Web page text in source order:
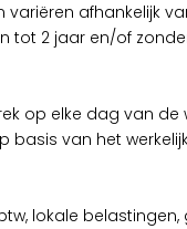
afhankelijk
tot 2 jaar en/of
op elke dag van de
van het
lokale belastingen,